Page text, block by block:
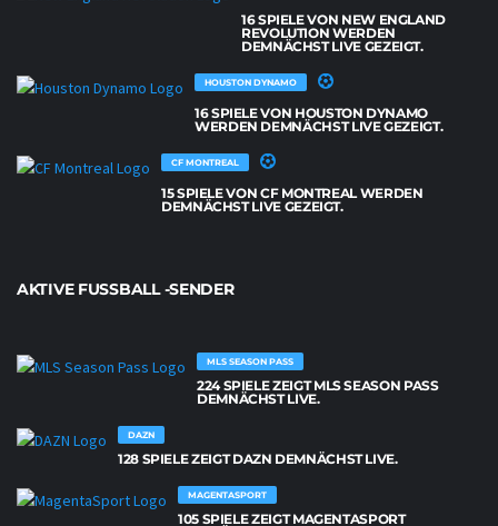
16 SPIELE VON NEW ENGLAND
REVOLUTION WERDEN
DEMNÄCHST LIVE GEZEIGT.
HOUSTON DYNAMO
16 SPIELE VON HOUSTON DYNAMO
WERDEN DEMNÄCHST LIVE GEZEIGT.
CF MONTREAL
15 SPIELE VON CF MONTREAL WERDEN
DEMNÄCHST LIVE GEZEIGT.
AKTIVE FUSSBALL -SENDER
MLS SEASON PASS
224 SPIELE ZEIGT MLS SEASON PASS
DEMNÄCHST LIVE.
DAZN
128 SPIELE ZEIGT DAZN DEMNÄCHST LIVE.
MAGENTASPORT
105 SPIELE ZEIGT MAGENTASPORT